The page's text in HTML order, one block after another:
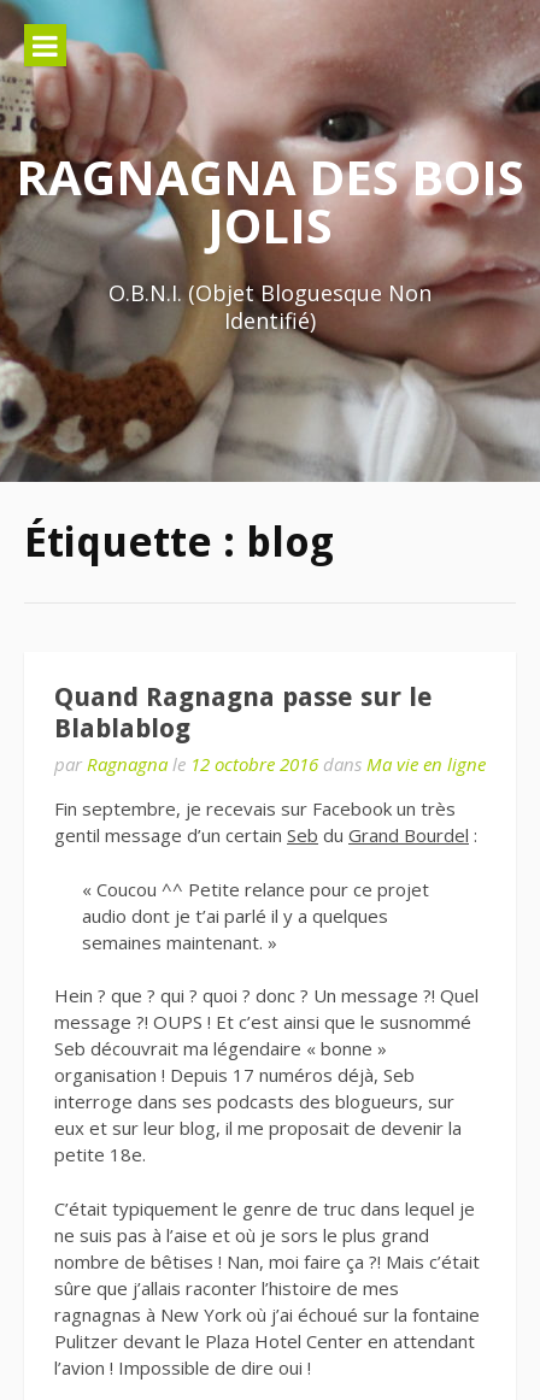
Aller
contenu
RAGNAGNA DES BOIS
JOLIS
O.B.N.I. (Objet Bloguesque Non
Identifié)
Étiquette : blog
Quand Ragnagna passe sur le
Blablablog
par Ragnagna le 12 octobre 2016 dans Ma vie en ligne
Fin septembre, je recevais sur Facebook un très
gentil message d’un certain Seb du Grand Bourdel :
« Coucou ^^ Petite relance pour ce projet
audio dont je t’ai parlé il y a quelques
semaines maintenant. »
Hein ? que ? qui ? quoi ? donc ? Un message ?! Quel
message ?! OUPS ! Et c’est ainsi que le susnommé
Seb découvrait ma légendaire « bonne »
organisation ! Depuis 17 numéros déjà, Seb
interroge dans ses podcasts des blogueurs, sur
eux et sur leur blog, il me proposait de devenir la
petite 18e.
C’était typiquement le genre de truc dans lequel je
ne suis pas à l’aise et où je sors le plus grand
nombre de bêtises ! Nan, moi faire ça ?! Mais c’était
sûre que j’allais raconter l’histoire de mes
ragnagnas à New York où j’ai échoué sur la fontaine
Pulitzer devant le Plaza Hotel Center en attendant
l’avion ! Impossible de dire oui !